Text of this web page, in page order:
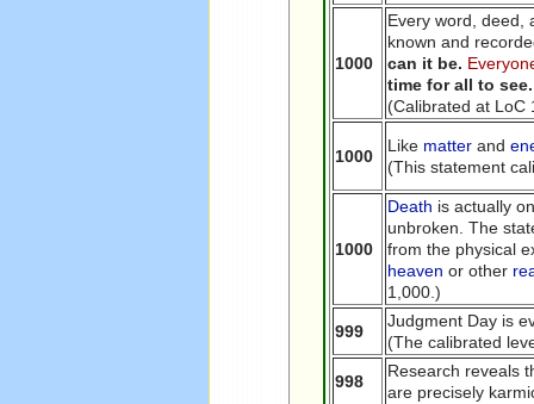
1000
Every word, deed,
known and
can it be.
time for all to
(Calibrated at LoC
1000
Like matter and
(This statement
1000
Death is actually
unbroken. The
from the physical
heaven or other
1,000.)
999
Judgment Day is
(The calibrated
998
Research reveals
are precisely